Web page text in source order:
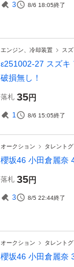
3 8/6 18:05終了
エンジン、冷却装置 ス
ε251002-27 スズキ
破損無し！
落札 35円
1 8/6 15:05終了
オークション タレント
櫻坂46 小田倉麗奈
落札 35円
3 8/5 22:44終了
オークション タレント
櫻坂46 小田倉麗奈